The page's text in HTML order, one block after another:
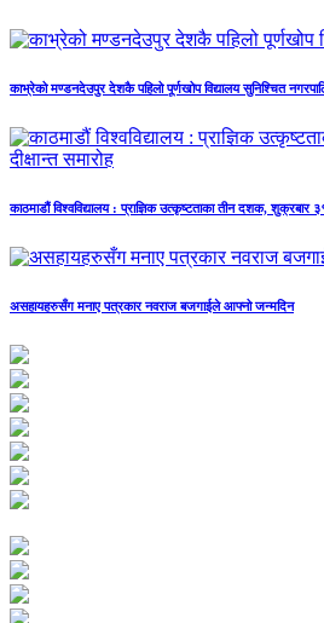
काभ्रेको मण्डनदेउपुर देशकै पहिलो पूर्णखोप विद्यालय सुनिश्चित
काठमाडौं विश्वविद्यालय : प्राज्ञिक उत्कृष्टताका तीन दशक, शुक्रबार
असहायहरुसँग मनाए पत्रकार नवराज बजगाईले आफ्नो जन्मदिन